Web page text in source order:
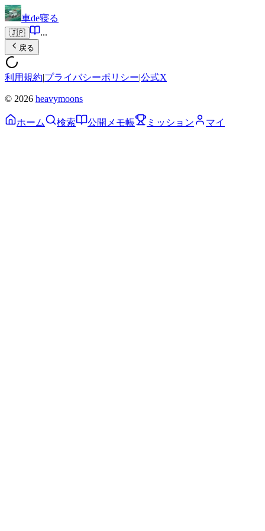
車de寝る
🇯🇵 ...
戻る
利用規約|プライバシーポリシー|公式X
© 2026 heavymoons
ホーム 検索 公開メモ帳 ミッション マイ